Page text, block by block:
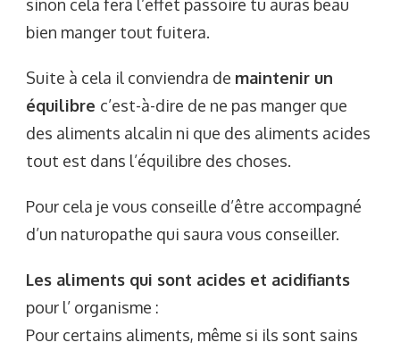
sinon cela fera l’effet passoire tu auras beau
bien manger tout fuitera.
Suite à cela il conviendra de maintenir un
équilibre c’est-à-dire de ne pas manger que
des aliments alcalin ni que des aliments acides
tout est dans l’équilibre des choses.
Pour cela je vous conseille d’être accompagné
d’un naturopathe qui saura vous conseiller.
Les aliments qui sont acides et acidifiants
pour l’ organisme :
Pour certains aliments, même si ils sont sains